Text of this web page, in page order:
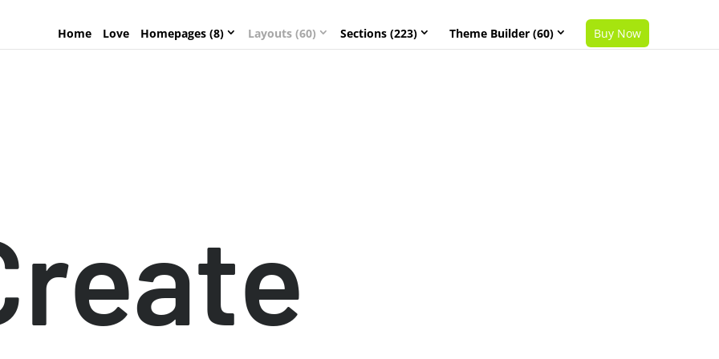
Home Love Homepages (8) Layouts (60) Sections (223) Theme Builder (60) Buy Now